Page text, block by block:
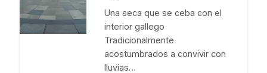
Una seca que se ceba con el
interior gallego
Tradicionalmente
acostumbrados a convivir con
lluvias…